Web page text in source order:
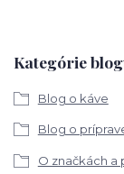
Kategórie
Blog o káve
Blog o
O značkách